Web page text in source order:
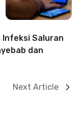
Infeksi Saluran
dan
Next Article